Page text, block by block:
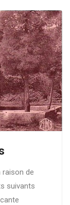
raison de
suivants